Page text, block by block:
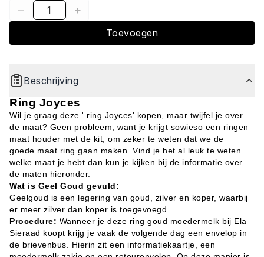
− +
Toevoegen
Beschrijving
Ring Joyces
Wil je graag deze ' ring Joyces' kopen, maar twijfel je over
de maat? Geen probleem, want je krijgt sowieso een ringen
maat houder met de kit, om zeker te weten dat we de
goede maat ring gaan maken. Vind je het al leuk te weten
welke maat je hebt dan kun je kijken bij de informatie over
de maten hieronder.
Wat is Geel Goud gevuld:
Geelgoud is een legering van goud, zilver en koper, waarbij
er meer zilver dan koper is toegevoegd.
Procedure: Wanneer je deze ring goud moedermelk bij Ela
Sieraad koopt krijg je vaak de volgende dag een envelop in
de brievenbus. Hierin zit een informatiekaartje, een